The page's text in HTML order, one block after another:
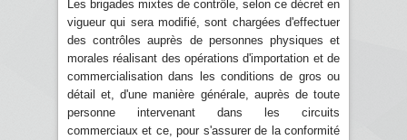
Les brigades mixtes de contrôle, selon ce décret en
vigueur qui sera modifié, sont chargées d'effectuer
des contrôles auprès de personnes physiques et
morales réalisant des opérations d'importation et de
commercialisation dans les conditions de gros ou
détail et, d'une manière générale, auprès de toute
personne intervenant dans les circuits
commerciaux et ce, pour s'assurer de la conformité